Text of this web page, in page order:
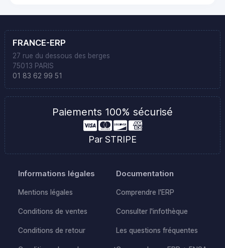
FRANCE-ERP
27 rue du dessous des berges
75013 PARIS
01 83 62 99 51
Paiements 100% sécurisé
Par STRIPE
Informations légales
Mentions légales
Conditions de ventes
Conditions de retour
Documentation
Comprendre l'ERP
Consulter l'infothèque
Les questions fréquentes